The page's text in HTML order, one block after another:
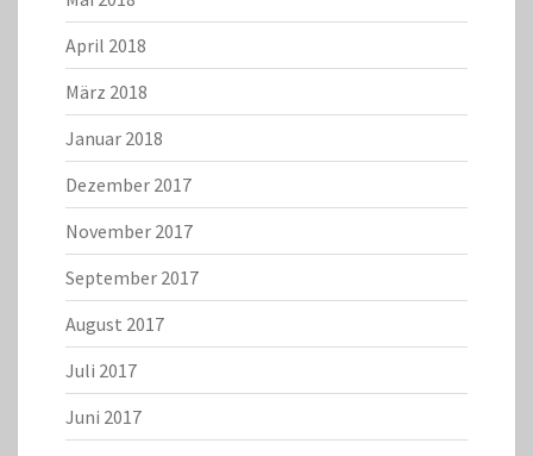
April 2018
März 2018
Januar 2018
Dezember 2017
November 2017
September 2017
August 2017
Juli 2017
Juni 2017